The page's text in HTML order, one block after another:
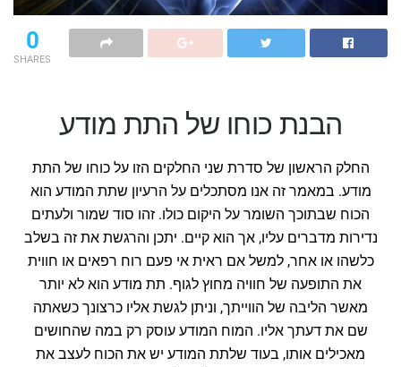
0
SHARES
הבנת כוחו של התת מודע
החלק הראשון של סדרת שני החלקים הזו על כוחו של התת
מודע. במאמר זה אנו מסתכלים על הרעיון שתת המודע הוא
הכוח שבתוכך השומר על היקום כולו. זהו סוד שמור ולעתים
נדירות מדברים עליו, אך הוא קיים. יתכן והרגשת את זה בשלב
כלשהו או אחר, למשל אם ראית אי פעם רוח רפאים או חווית
את התופעה של חוויה מחוץ לגוף. תת מודע הוא לא יותר
מאשר הליבה של הווייתך, וניתן לגשת אליו כרצונך כשאתה
שם את דעתך אליו. המוח המודע עוסק רק במה שהחושים
מאכילים אותו, בעוד שלתת המודע יש את הכוח לעצב את